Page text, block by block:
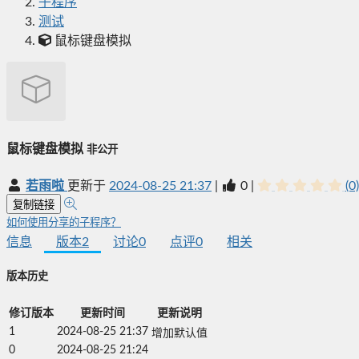
测试
鼠标键盘模拟
鼠标键盘模拟 非公开
若雨啦 更新于 2024-08-25 21:37 0 (0)
复制链接
如何使用分享的子程序？
信息 版本2 讨论0 点评0 相关
版本历史
修订版本 更新时间
更新说明
1
2024-08-25 21:37 增加默认值
0
2024-08-25 21:24